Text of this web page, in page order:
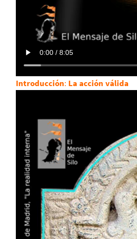
Introducción: La acción válida